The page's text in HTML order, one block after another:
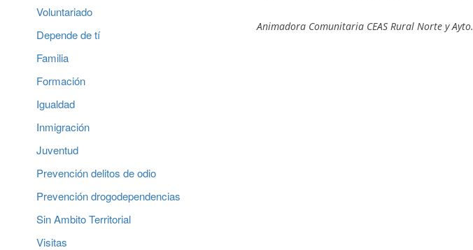
Voluntariado
Depende de tí
Familia
Formación
Igualdad
Inmigración
Juventud
Prevención delitos de odio
Prevención drogodependencias
Sin Ambito Territorial
Visitas
Animadora Comunitaria CEAS Rural Norte y Ayto.